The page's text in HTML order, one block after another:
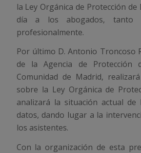
la Ley Orgánica de Protección
día a los abogados, tanto
profesionalmente.
Por último D. Antonio Troncoso
de la Agencia de Protección
Comunidad de Madrid,
sobre la Ley Orgánica de
analizará la situación actual de
datos, dando lugar a la
los asistentes.
Con la organización de esta